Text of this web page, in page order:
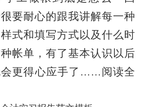
要耐心的跟我讲解每一种
式和填写方式以及什么时
帐单，有了基本认识以后
会更得心应手了……阅读全